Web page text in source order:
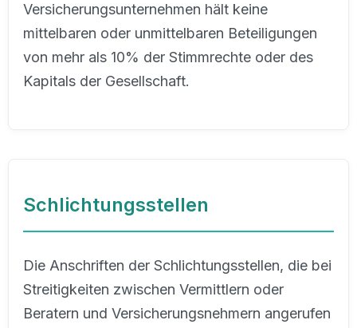
Versicherungsunternehmen hält keine
mittelbaren oder unmittelbaren Beteiligungen
von mehr als 10% der Stimmrechte oder des
Kapitals der Gesellschaft.
Schlichtungsstellen
Die Anschriften der Schlichtungsstellen, die bei
Streitigkeiten zwischen Vermittlern oder
Beratern und Versicherungsnehmern angerufen